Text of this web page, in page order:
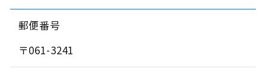
郵便番号
〒061-3241